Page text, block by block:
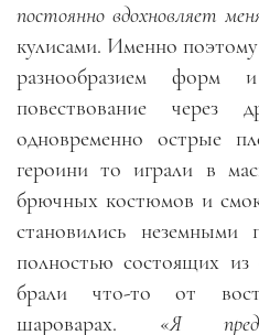
постоянно вдохновляет
кулисами. Именно
разнообразием форм
повествование через
одновременно острые
героини то играли в
брючных костюмов и
становились неземными
полностью состоящих
брали что-то от
шароварах. «Я